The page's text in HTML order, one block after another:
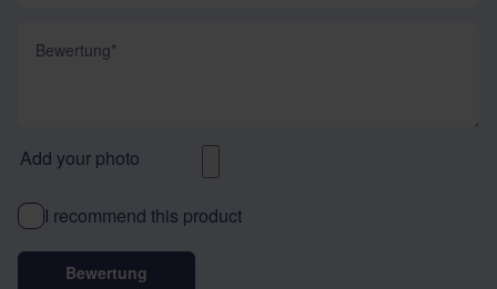
Add your photo
I recommend this product
Bewertung